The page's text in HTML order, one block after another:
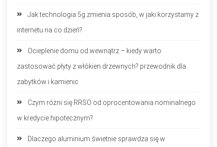
Jak technologia 5g zmienia sposób, w jaki korzystamy z
internetu na co dzień?
Ocieplenie domu od wewnątrz – kiedy warto
zastosować płyty z włókien drzewnych? przewodnik dla
zabytków i kamienic
Czym różni się RRSO od oprocentowania nominalnego
w kredycie hipotecznym?
Dlaczego aluminium świetnie sprawdza się w